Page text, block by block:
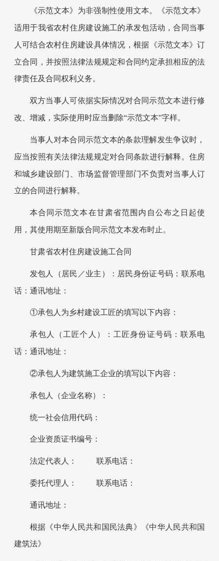
《示范文本》为非强制性使用文本。《示范文本》
适用于我省农村住房建设施工的承发包活动，合同当事
人可结合农村住房建设具体情况，根据《示范文本》订
立合同，并按照法律法规规定和合同约定承担相应的法
律责任及合同权利义务。
双方当事人可依据实际情况对合同示范文本进行修
改、增减，实际使用时应当删除“示范文本”字样。
当事人对本合同示范文本的条款理解发生争议时，
应当按照有关法律法规规定对合同条款进行解释。住房
和城乡建设部门、市场监督管理部门不负责对当事人订
立的合同进行解释。
本合同示范文本在甘肃省范围内自公布之日起使
用，其使用期至新版合同示范文本发布时止。
甘肃省农村住房建设施工合同
发包人（居民／业主）：居民身份证号码：联系电
话：通讯地址：
①承包人为乡村建设工匠的填写以下内容：
承包人（工匠个人）：工匠身份证号码：联系电
话：通讯地址：
②承包人为建筑施工企业的填写以下内容：
承包人（企业名称）：
统一社会信用代码：
企业资质证书编号：
法定代表人： 联系电话：
委托代理人： 联系电话：
通讯地址：
根据《中华人民共和国民法典》《中华人民共和国
建筑法》